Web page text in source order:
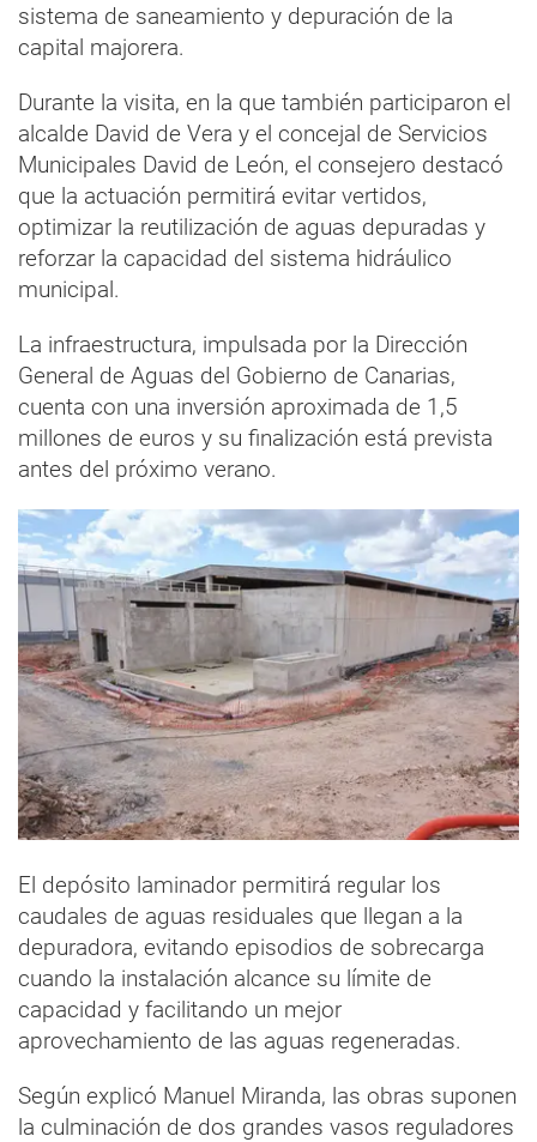
sistema de saneamiento y depuración de la
capital majorera.
Durante la visita, en la que también participaron el
alcalde David de Vera y el concejal de Servicios
Municipales David de León, el consejero destacó
que la actuación permitirá evitar vertidos,
optimizar la reutilización de aguas depuradas y
reforzar la capacidad del sistema hidráulico
municipal.
La infraestructura, impulsada por la Dirección
General de Aguas del Gobierno de Canarias,
cuenta con una inversión aproximada de 1,5
millones de euros y su finalización está prevista
antes del próximo verano.
El depósito laminador permitirá regular los
caudales de aguas residuales que llegan a la
depuradora, evitando episodios de sobrecarga
cuando la instalación alcance su límite de
capacidad y facilitando un mejor
aprovechamiento de las aguas regeneradas.
Según explicó Manuel Miranda, las obras suponen
la culminación de dos grandes vasos reguladores